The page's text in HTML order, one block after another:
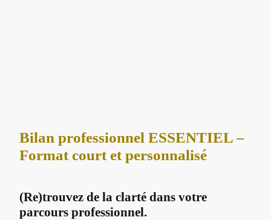
Bilan professionnel ESSENTIEL –
Format court et personnalisé
(Re)trouvez de la clarté dans votre
parcours professionnel.